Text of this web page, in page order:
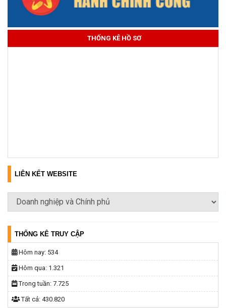
THỐNG KÊ HỒ SƠ
LIÊN KẾT WEBSITE
THỐNG KÊ TRUY CẬP
Hôm nay: 534
Hôm qua: 1.321
Trong tuần: 7.725
Tất cả: 430.820